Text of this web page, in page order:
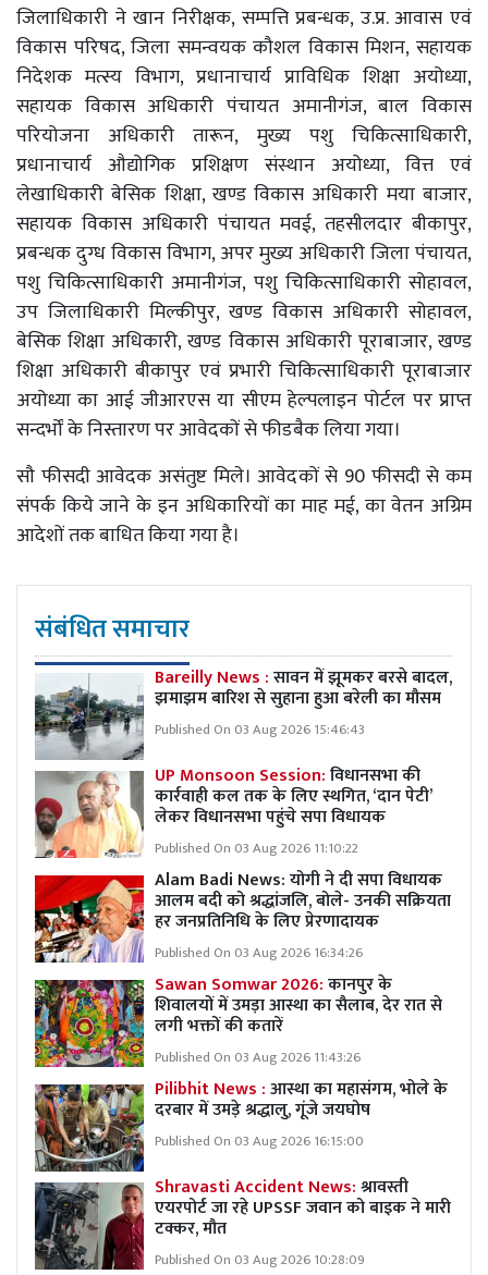
जिलाधिकारी ने खान निरीक्षक, सम्पत्ति प्रबन्धक, उ.प्र. आवास एवं
विकास परिषद, जिला समन्वयक कौशल विकास मिशन, सहायक
निदेशक मत्स्य विभाग, प्रधानाचार्य प्राविधिक शिक्षा अयोध्या,
सहायक विकास अधिकारी पंचायत अमानीगंज, बाल विकास
परियोजना अधिकारी तारून, मुख्य पशु चिकित्साधिकारी,
प्रधानाचार्य औद्योगिक प्रशिक्षण संस्थान अयोध्या, वित्त एवं
लेखाधिकारी बेसिक शिक्षा, खण्ड विकास अधिकारी मया बाजार,
सहायक विकास अधिकारी पंचायत मवई, तहसीलदार बीकापुर,
प्रबन्धक दुग्ध विकास विभाग, अपर मुख्य अधिकारी जिला पंचायत,
पशु चिकित्साधिकारी अमानीगंज, पशु चिकित्साधिकारी सोहावल,
उप जिलाधिकारी मिल्कीपुर, खण्ड विकास अधिकारी सोहावल,
बेसिक शिक्षा अधिकारी, खण्ड विकास अधिकारी पूराबाजार, खण्ड
शिक्षा अधिकारी बीकापुर एवं प्रभारी चिकित्साधिकारी पूराबाजार
अयोध्या का आई जीआरएस या सीएम हेल्पलाइन पोर्टल पर प्राप्त
सन्दर्भों के निस्तारण पर आवेदकों से फीडबैक लिया गया।
सौ फीसदी आवेदक असंतुष्ट मिले। आवेदकों से 90 फीसदी से कम
संपर्क किये जाने के इन अधिकारियों का माह मई, का वेतन अग्रिम
आदेशों तक बाधित किया गया है।
संबंधित समाचार
Bareilly News :सावन में झूमकर बरसे बादल,
झमाझम बारिश से सुहाना हुआ बरेली का मौसम
Published On 03 Aug 2026 15:46:43
UP Monsoon Session:विधानसभा की
कार्रवाही कल तक के लिए स्थगित, ‘दान पेटी’
लेकर विधानसभा पहुंचे सपा विधायक
Published On 03 Aug 2026 11:10:22
Alam Badi News: योगी ने दी सपा विधायक
आलम बदी को श्रद्धांजलि, बोले- उनकी सक्रियता
हर जनप्रतिनिधि के लिए प्रेरणादायक
Published On 03 Aug 2026 16:34:26
Sawan Somwar 2026:कानपुर के
शिवालयों में उमड़ा आस्था का सैलाब, देर रात से
लगी भक्तों की कतारें
Published On 03 Aug 2026 11:43:26
Pilibhit News :आस्था का महासंगम, भोले के
दरबार में उमड़े श्रद्धालु, गूंजे जयघोष
Published On 03 Aug 2026 16:15:00
Shravasti Accident News:श्रावस्ती
एयरपोर्ट जा रहे UPSSF जवान को बाइक ने मारी
टक्कर, मौत
Published On 03 Aug 2026 10:28:09